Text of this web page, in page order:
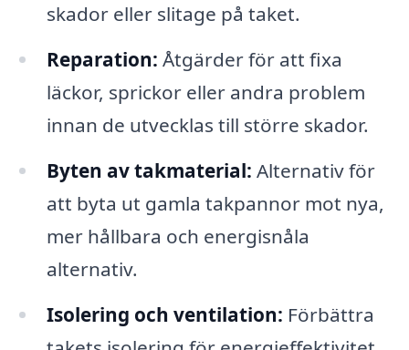
skador eller slitage på taket.
Reparation: Åtgärder för att fixa
läckor, sprickor eller andra problem
innan de utvecklas till större skador.
Byten av takmaterial: Alternativ för
att byta ut gamla takpannor mot nya,
mer hållbara och energisnåla
alternativ.
Isolering och ventilation: Förbättra